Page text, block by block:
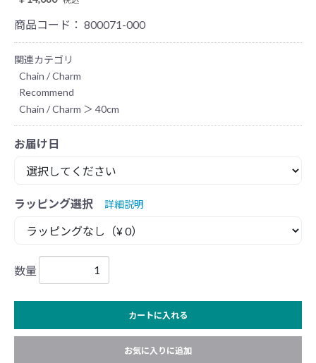
商品コード： 800071-000
関連カテゴリ
Chain / Charm
Recommend
Chain / Charm ＞ 40cm
お届け日
ラッピング選択 詳細説明
数量
カートに入れる
お気に入りに追加